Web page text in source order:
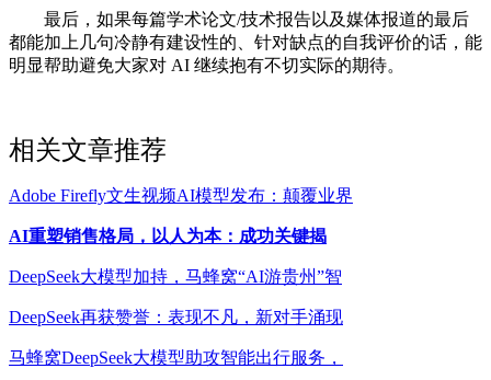
最后，如果每篇学术论文/技术报告以及媒体报道的最后
都能加上几句冷静有建设性的、针对缺点的自我评价的话，能
明显帮助避免大家对 AI 继续抱有不切实际的期待。
相关文章推荐
Adobe Firefly文生视频AI模型发布：颠覆业界
AI重塑销售格局，以人为本：成功关键揭
DeepSeek大模型加持，马蜂窝“AI游贵州”智
DeepSeek再获赞誉：表现不凡，新对手涌现
马蜂窝DeepSeek大模型助攻智能出行服务，